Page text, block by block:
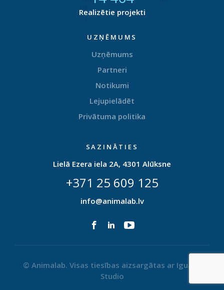
Realizētie projekti
UZŅĒMUMS
Uzņēmums
Partneri
Notikumi
Lejupielādēt
Privātuma politika
SAZINĀTIES
Lielā Ezera iela 2A, 4301 Alūksne
+371 25 609 125
info@animalab.lv
© Animalab. Visas tiesības aizsargātas ar Iguana
Studio